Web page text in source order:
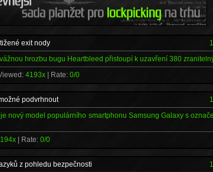
exit nody
hrozbu bugu Heartbleed přistoupí k uzavření 380
4193x | Rate:0/0
podvrhnout
nový model populárního smartphonu Samsung Galaxy s
| Rate:0/0
z pohledu bezpečnosti